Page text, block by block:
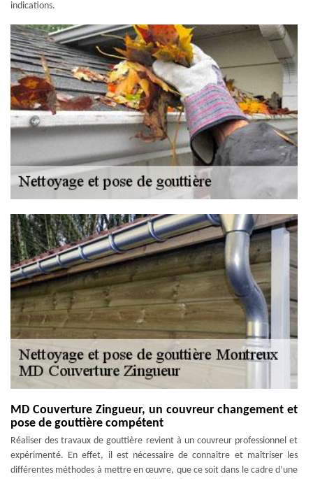
indications.
MD Couverture Zingueur, un couvreur changement et
pose de gouttière compétent
Réaliser des travaux de gouttière revient à un couvreur professionnel et
expérimenté. En effet, il est nécessaire de connaitre et maîtriser les
différentes méthodes à mettre en œuvre, que ce soit dans le cadre d’une